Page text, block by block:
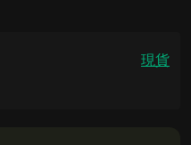
現貨